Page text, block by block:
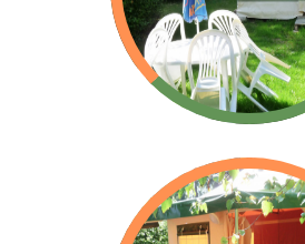
Toile type Lagune